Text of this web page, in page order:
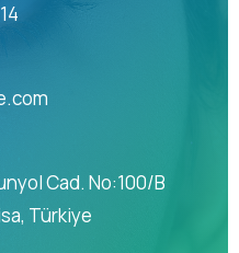
Cad. No:100/B
Türkiye